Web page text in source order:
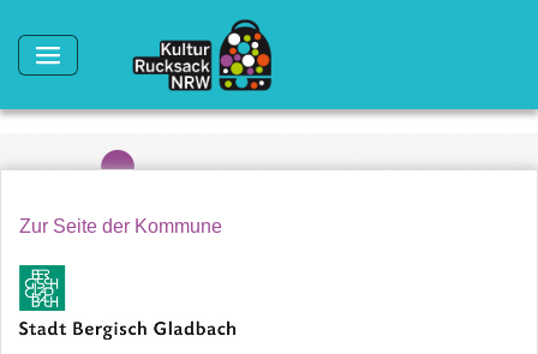
Zur Seite der Kommune